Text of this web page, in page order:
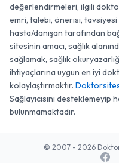
değerlendirmeleri, ilgili
emri, talebi, önerisi, tavsiyesi
hasta/danışan tarafından
sitesinin amacı, sağlık
sağlamak, sağlık
ihtiyaçlarına uygun en iyi
kolaylaştırmaktır.
Sağlayıcısını
bulunmamaktadır.
© 2007 - 2026